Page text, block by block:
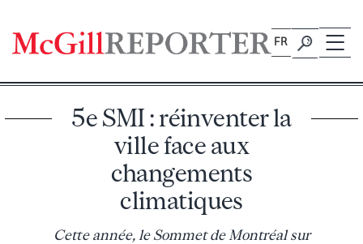
content
FR
5e SMI : réinventer la
ville face aux
changements
climatiques
Cette année, le Sommet de Montréal sur